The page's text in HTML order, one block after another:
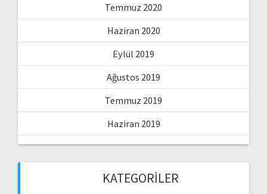
Temmuz 2020
Haziran 2020
Eylül 2019
Ağustos 2019
Temmuz 2019
Haziran 2019
KATEGORILER